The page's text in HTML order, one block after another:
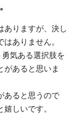
ありますが、決し
ありません。
勇気ある選択肢を
があると思いま
あると思うので
しいです。